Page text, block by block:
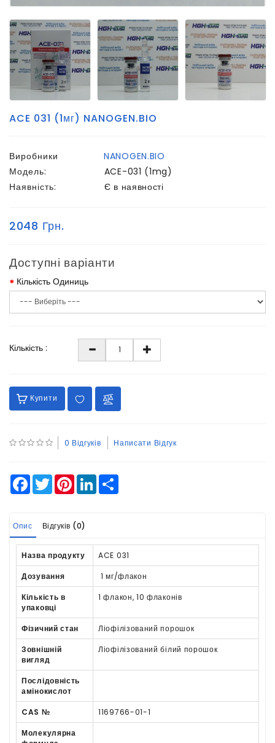
ACE 031 (1мг) NANOGEN.BIO
Виробники
NANOGEN.BIO
Модель:
ACE-031 (1mg)
Наявність:
Є в наявності
2048 Грн.
Доступні варіанти
Кількість Одиниць
Кількість :
Купити
0 Відгуків Написати Відгук
Facebook
TwitterPinterestLinkedIn
Опис Відгуків (0)
Назва продукту
ACE 031
Дозування
1 мг/флакон
Кількість в
упаковці
1 флакон, 10 флаконів
Фізичний стан
Ліофілізований порошок
Зовнішній
вигляд
Ліофілізований білий порошок
Послідовність
амінокислот
CAS №
1169766-01-1
Молекулярна